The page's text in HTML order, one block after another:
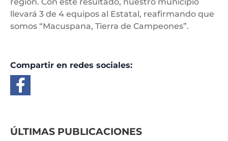
llevará 3 de 4 equipos al Estatal, reafirmando que
somos “Macuspana, Tierra de Campeones”.
Compartir en redes sociales:
ÚLTIMAS PUBLICACIONES